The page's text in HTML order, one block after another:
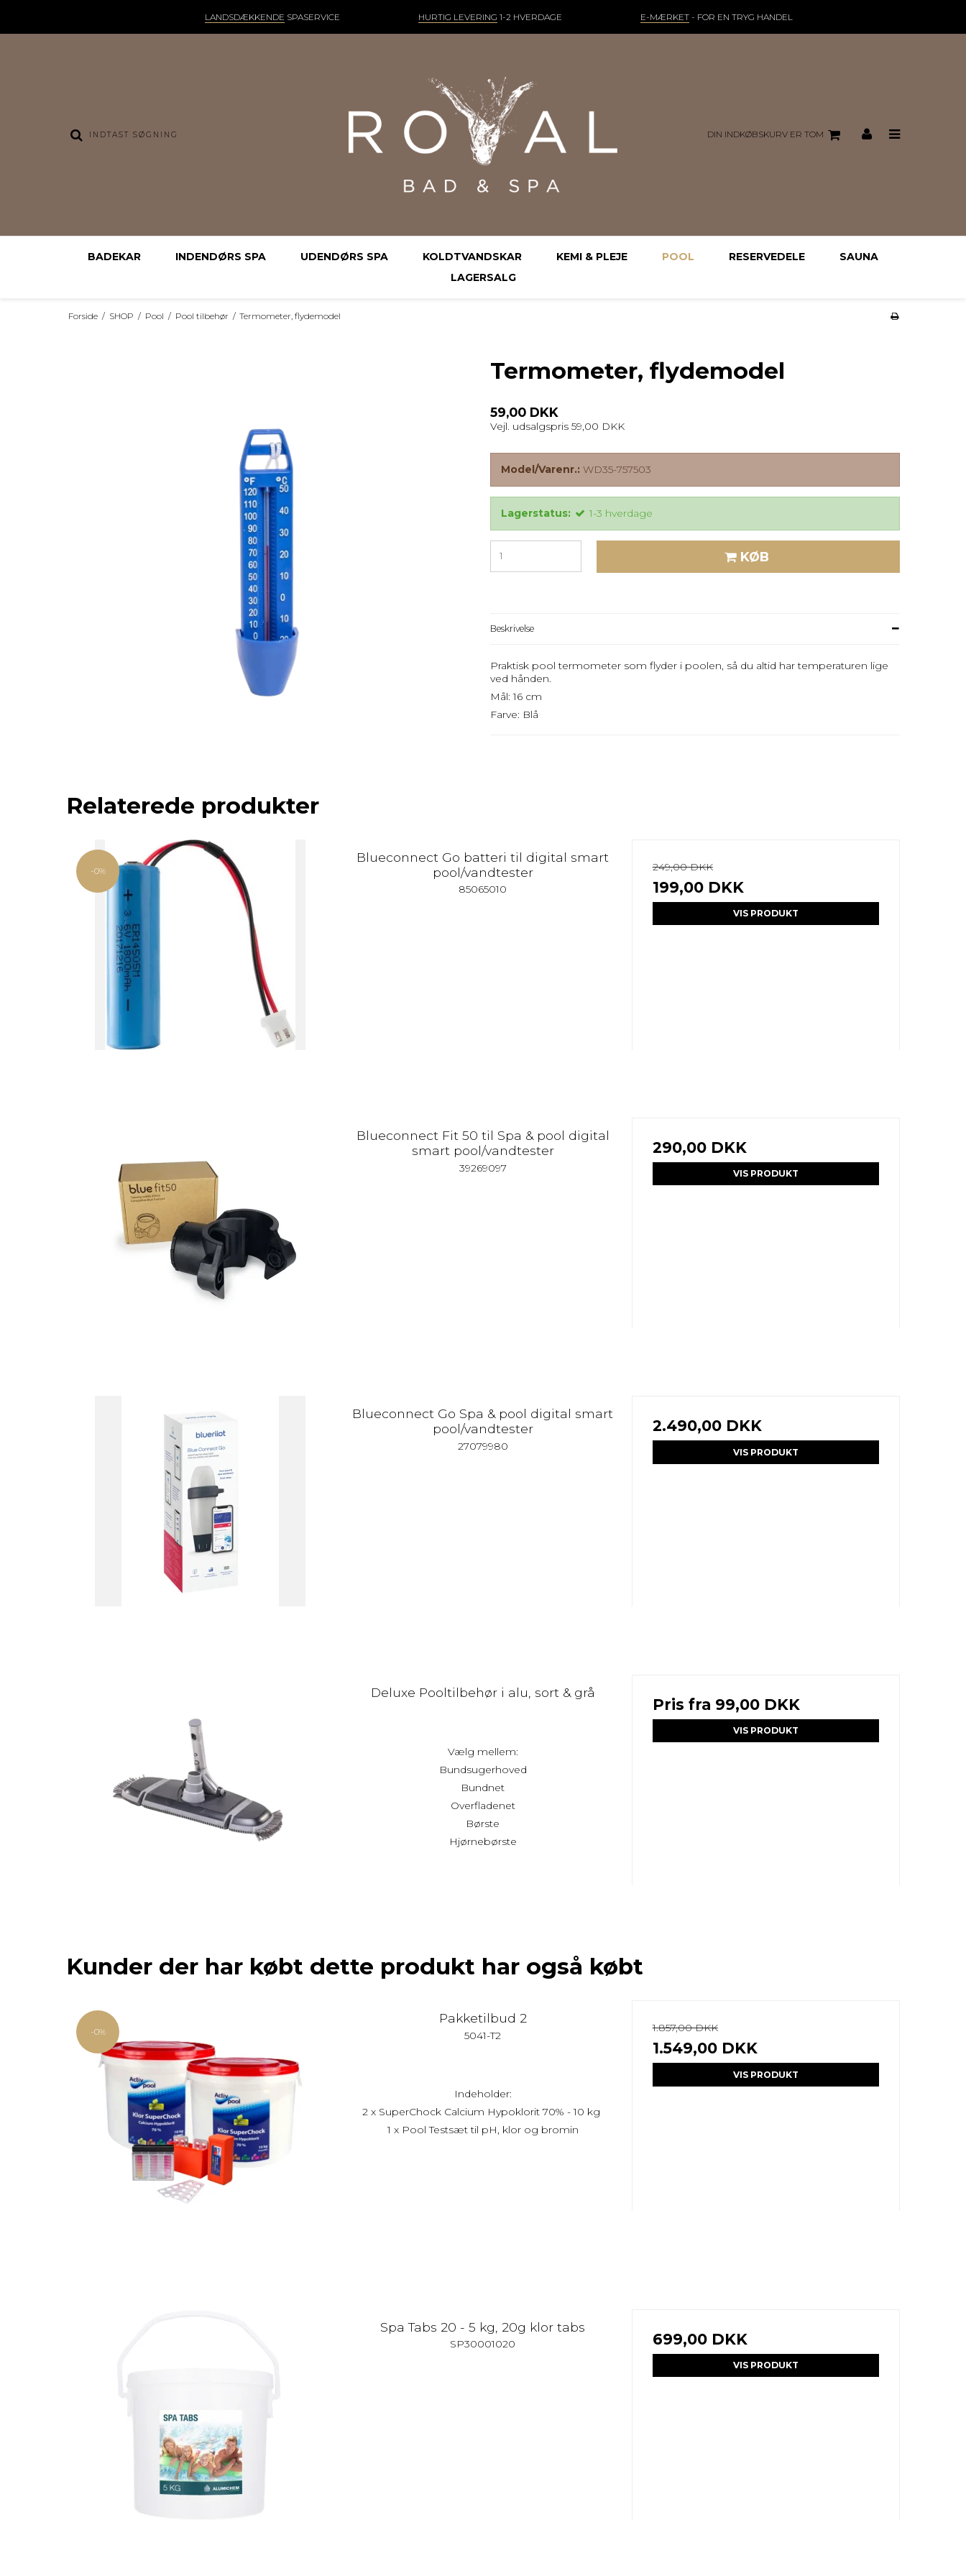
LANDSDÆKKENDE SPASERVICE HURTIG LEVERING 1-2 HVERDAGE E-MÆRKET- FOR EN TRYG HANDEL
DIN INDKØBSKURV ER TOM
BADEKAR INDENDØRS SPA UDENDØRS SPA KOLDTVANDSKAR KEMI & PLEJE POOL RESERVEDELE
SAUNA
LAGERSALG
Forside / SHOP / Pool / Pool tilbehør / Termometer, flydemodel
Termometer, flydemodel
59,00 DKK
Vejl. udsalgspris 59,00 DKK
Model/Varenr.: WD35-757503
Lagerstatus: 1-3 hverdage
KØB
Beskrivelse
Praktisk pool termometer som flyder i poolen, så du altid har temperaturen lige
ved hånden.
Mål: 16 cm
Farve: Blå
Relaterede produkter
-0%
Blueconnect Go batteri til digital smart
pool/vandtester
85065010
249,00 DKK
199,00 DKK
VIS PRODUKT
Blueconnect Fit 50 til Spa & pool digital
smart pool/vandtester
39269097
290,00 DKK
VIS PRODUKT
Blueconnect Go Spa & pool digital smart
pool/vandtester
27079980
2.490,00 DKK
VIS PRODUKT
Deluxe Pooltilbehør i alu, sort & grå
Vælg mellem:
Bundsugerhoved
Bundnet
Overfladenet
Børste
Hjørnebørste
Pris fra 99,00 DKK
VIS PRODUKT
Kunder der har købt dette produkt har også købt
-0%
Pakketilbud 2
5041-T2
Indeholder:
2 x SuperChock Calcium Hypoklorit 70% - 10 kg
1 x Pool Testsæt til pH, klor og bromin
1.857,00 DKK
1.549,00 DKK
VIS PRODUKT
Spa Tabs 20 - 5 kg, 20g klor tabs
SP30001020 699,00 DKK
VIS PRODUKT